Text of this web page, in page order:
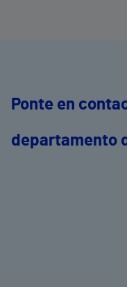
Ponte en
departamento